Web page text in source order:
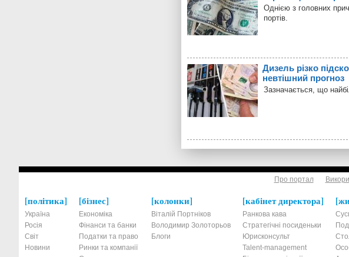
Однією з головних
портів.
Дизель різко
невтішний прогноз
Зазначається, що
Про портал
політика
Україна
Росія
Світ
Новини
бізнес
Економіка
Фінанси та банки
Податки та право
Ринки та компанії
колонки
Віталій Портніков
Володимир Золоторьов
Блоги
кабінет директора
Ранкова кава
Стратегічні посиденьки
Юрисконсульт
Talent-management